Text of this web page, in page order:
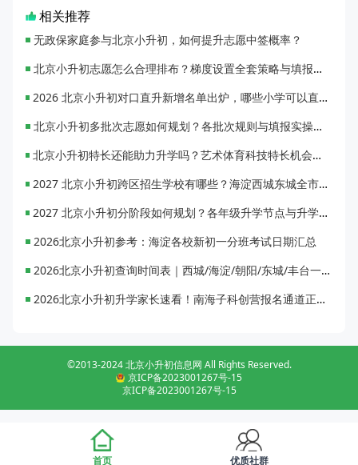
相关推荐
无政保家庭参与北京小升初，如何提升志愿中签概率？
北京小升初志愿怎么合理排布？梯度设置全套策略与填报避坑指南
2026 北京小升初对口直升新增名单出炉，哪些小学可以直升优质初中？
北京小升初多批次志愿如何规划？各批次规则与填报实操指南
北京小升初特长还能助力升学吗？艺术体育科技特长机会与误区全面解析
2027 北京小升初跨区招生学校有哪些？海淀西城东城全市招生校完整汇总
2027 北京小升初分阶段如何规划？各年级升学节点与升学通道全梳理
2026北京小升初参考：海淀各校新初一分班考试日期汇总
2026北京小升初查询时间表｜西城/海淀/朝阳/东城/丰台一键对照
2026北京小升初升学家长速看！南海子科创营报名通道正式开启
©2013-2024 北京小升初信息网 All Rights Reserved.
京ICP备2023001267号-15
京ICP备2023001267号-15
首页 优质社群